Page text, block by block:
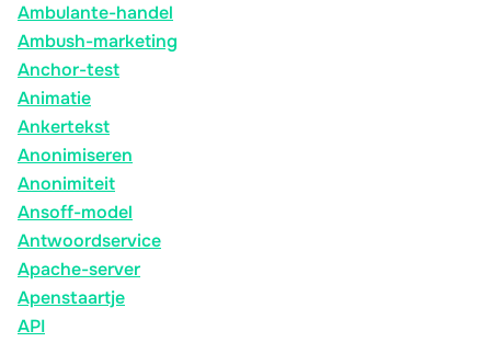
Ambulante-handel
Ambush-marketing
Anchor-test
Animatie
Ankertekst
Anonimiseren
Anonimiteit
Ansoff-model
Antwoordservice
Apache-server
Apenstaartje
API